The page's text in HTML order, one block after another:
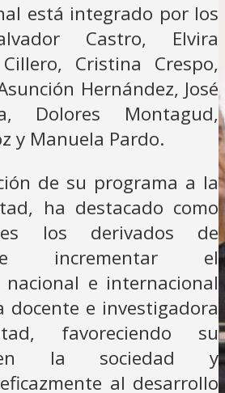
está integrado por los
Castro, Elvira
Cristina Crespo,
Hernández, José
Dolores Montagud,
y Manuela Pardo.
de su programa a la
ha destacado como
los derivados de
incrementar el
nacional e internacional
docente e investigadora
favoreciendo su
en la sociedad y
al desarrollo